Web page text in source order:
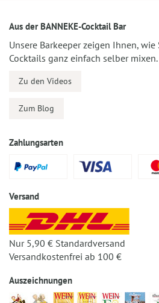
Aus der BANNEKE-Cocktail Bar
Unsere Barkeeper zeigen Ihnen,
Cocktails ganz einfach selber mixen.
Zu den Videos
Zum Blog
Zahlungsarten
Versand
Nur 5,90 € Standardversand
Versandkostenfrei ab 100 €
Auszeichnungen